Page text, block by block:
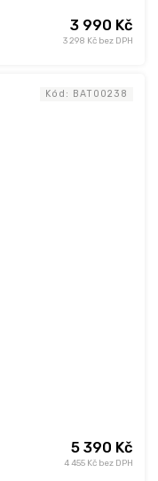
3 298 Kč bez DPH
3 990 Kč
4 455 Kč bez DPH
5 390 Kč
Kód: BAT00238